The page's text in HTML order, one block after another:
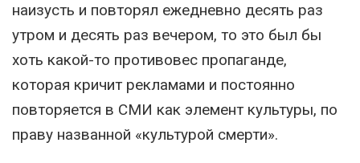
наизусть и повторял ежедневно десять раз
утром и десять раз вечером, то это был бы
хоть какой-то противовес пропаганде,
которая кричит рекламами и постоянно
повторяется в СМИ как элемент культуры, по
праву названной «культурой смерти».